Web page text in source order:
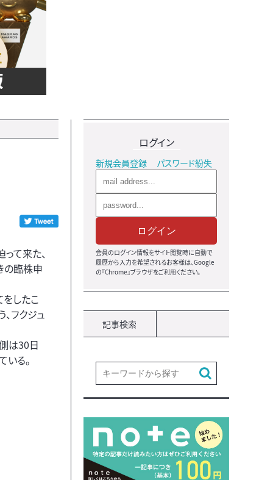
て来た、
の臨株申
したこ
フクジュ
は30日
る。
ログイン
新規会員登録 パスワード紛失
ログイン
会員のログイン情報をサイト閲覧時に自動で
履歴から入力を希望されるお客様は、Google
の『Chrome』ブラウザをご利用ください。
記事検索